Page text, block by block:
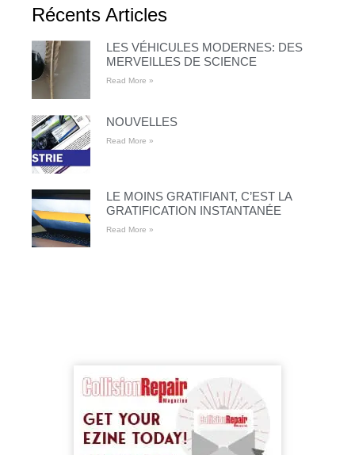
Récents Articles
LES VÉHICULES MODERNES: DES
MERVEILLES DE SCIENCE
Read More »
NOUVELLES
Read More »
LE MOINS GRATIFIANT, C’EST LA
GRATIFICATION INSTANTANÉE
Read More »